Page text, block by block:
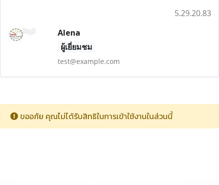
5.29.20.83
Alena
ผู้เยี่ยมชม
test@example.com
ขออภัย คุณไม่ได้รับสิทธิในการเข้าใช้งานในส่วนนี้